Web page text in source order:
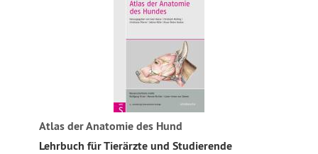
Atlas der Anatomie des Hund
Lehrbuch für Tierärzte und Studierende